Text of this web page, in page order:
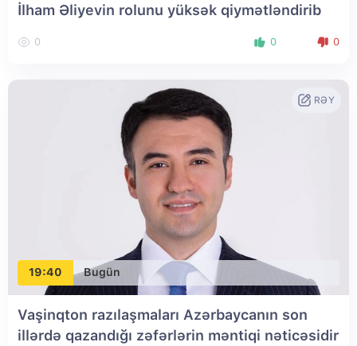
İlham Əliyevin rolunu yüksək qiymətləndirib
0 0 0
19:40 Bugün
RƏY
Vaşinqton razılaşmaları Azərbaycanın son
illərdə qazandığı zəfərlərin məntiqi nəticəsidir